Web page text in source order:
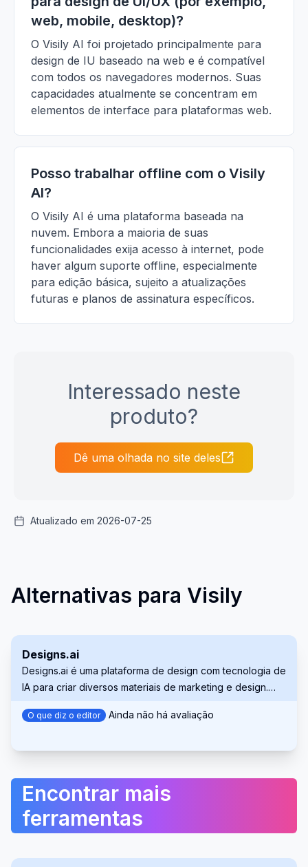
web, mobile, desktop)?
O Visily AI foi projetado principalmente para
design de IU baseado na web e é compatível
com todos os navegadores modernos. Suas
capacidades atualmente se concentram em
elementos de interface para plataformas web.
Posso trabalhar offline com o Visily
AI?
O Visily AI é uma plataforma baseada na
nuvem. Embora a maioria de suas
funcionalidades exija acesso à internet, pode
haver algum suporte offline, especialmente
para edição básica, sujeito a atualizações
futuras e planos de assinatura específicos.
Interessado neste
produto?
Dê uma olhada no site deles
Atualizado em 2026-07-25
Alternativas para Visily
Designs.ai
Designs.ai é uma plataforma de design com tecnologia de
IA para criar diversos materiais de marketing e design.
logotipos, vídeos, banners e muito mais, simplificando o
experiência. Esta plataforma abrangente ajuda tanto
O que diz o editor Ainda não há avaliação
Encontrar mais
ferramentas